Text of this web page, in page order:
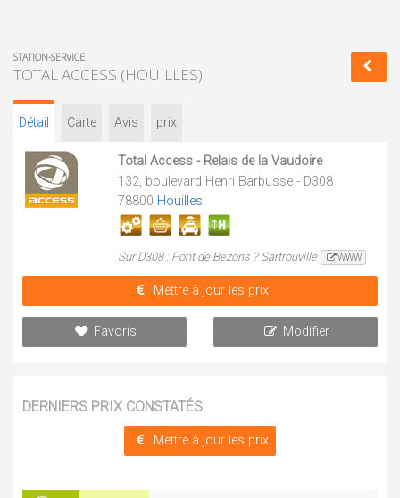
STATION-SERVICE
TOTAL ACCESS (HOUILLES)
Détail Carte Avis prix
Total Access - Relais de la Vaudoire
132, boulevard Henri Barbusse - D308
78800 Houilles
Sur D308 : Pont de Bezons ? Sartrouville WWW
Mettre à jour les prix
Favoris Modifier
DERNIERS PRIX CONSTATÉS
Mettre à jour les prix